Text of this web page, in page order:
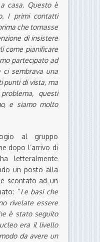
casa. Questo è
I primi contatti
che tornasse
di insistere
come pianificare
partecipato ad
sembrava una
punti di vista, ma
questi
e siamo molto
al gruppo
dopo l’arrivo di
letteralmente
un posto alla
scontato ad un
“Le basi che
rivelate essere
è stato seguito
era il livello
da avere un